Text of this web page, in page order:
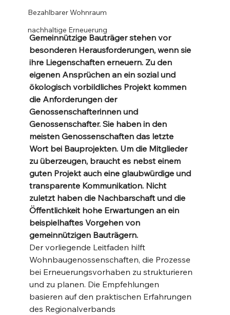
Bezahlbarer Wohnraum
nachhaltige Erneuerung
Gemeinnützige Bauträger stehen vor
besonderen Herausforderungen, wenn sie
ihre Liegenschaften erneuern. Zu den
eigenen Ansprüchen an ein sozial und
ökologisch vorbildliches Projekt kommen
die Anforderungen der
Genossenschafterinnen und
Genossenschafter. Sie haben in den
meisten Genossenschaften das letzte
Wort bei Bauprojekten. Um die Mitglieder
zu überzeugen, braucht es nebst einem
guten Projekt auch eine glaubwürdige und
transparente Kommunikation. Nicht
zuletzt haben die Nachbarschaft und die
Öffentlichkeit hohe Erwartungen an ein
beispielhaftes Vorgehen von
gemeinnützigen Bauträgern.
Der vorliegende Leitfaden hilft
Wohnbaugenossenschaften, die Prozesse
bei Erneuerungsvorhaben zu strukturieren
und zu planen. Die Empfehlungen
basieren auf den praktischen Erfahrungen
des Regionalverbands